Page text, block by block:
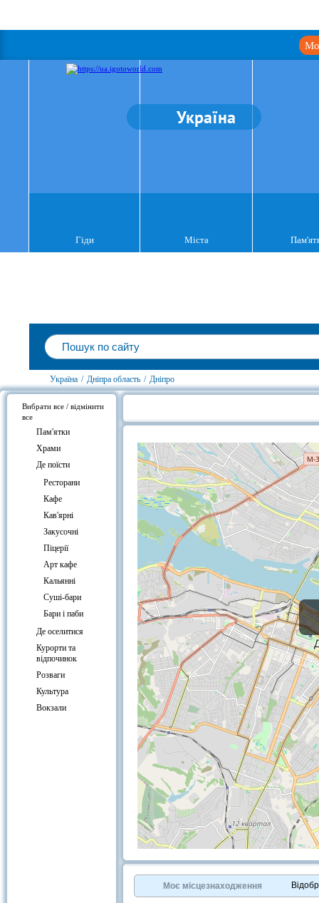
Україна
Гіди Міста
Україна / Дніпра область / Дніпро
Вибрати все / відмінити
все
Пам'ятки
Храми
Де поїсти
Ресторани
Кафе
Кав'ярні
Закусочні
Піцерії
Арт кафе
Кальянні
Суші-бари
Бари і паби
Де оселитися
Курорти та
відпочинок
Розваги
Культура
Вокзали
OpenStreetMapcontributors.
»
Моє місцезнаходження